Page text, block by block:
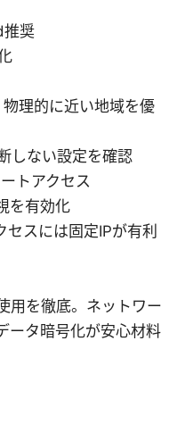
推奨
理的に近い地域を優
しない設定を確認
トアクセス
を有効化
スには固定IPが有利
用を徹底。ネットワー
ータ暗号化が安心材料